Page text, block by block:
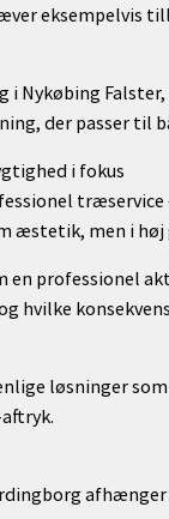
eksempelvis
Falster,
der passer til
i fokus
æstetik, men i
professionel
hvilke
løsninger